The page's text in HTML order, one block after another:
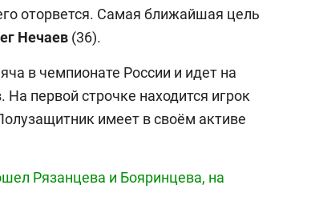
оторвется. Самая ближайшая цель
Нечаев (36).
в чемпионате России и идет на
первой строчке находится игрок
имеет в своём активе
Рязанцева и Бояринцева, на